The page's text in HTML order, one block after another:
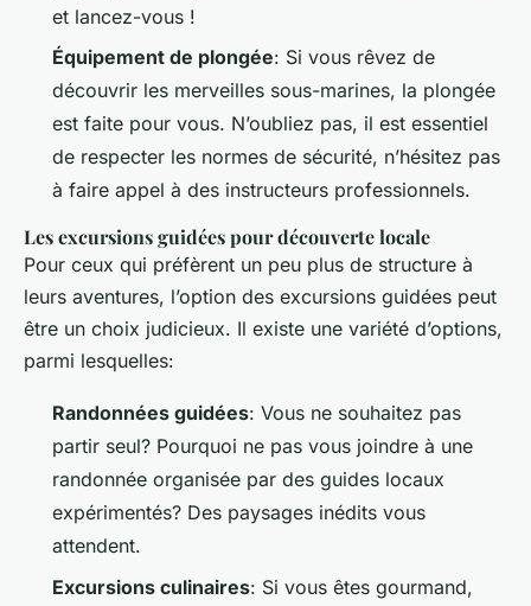
et lancez-vous !
Équipement de plongée: Si vous rêvez de
découvrir les merveilles sous-marines, la plongée
est faite pour vous. N’oubliez pas, il est essentiel
de respecter les normes de sécurité, n’hésitez pas
à faire appel à des instructeurs professionnels.
Les excursions guidées pour découverte locale
Pour ceux qui préfèrent un peu plus de structure à
leurs aventures, l’option des excursions guidées peut
être un choix judicieux. Il existe une variété d’options,
parmi lesquelles:
Randonnées guidées: Vous ne souhaitez pas
partir seul? Pourquoi ne pas vous joindre à une
randonnée organisée par des guides locaux
expérimentés? Des paysages inédits vous
attendent.
Excursions culinaires: Si vous êtes gourmand,